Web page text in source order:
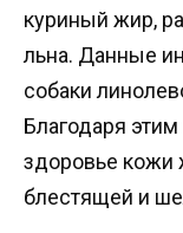
куриный жир,
льна. Данные
собаки
Благодаря
здоровье кожи
блестящей и